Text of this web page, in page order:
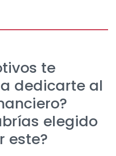
te
dedicarte al
elegido
este?